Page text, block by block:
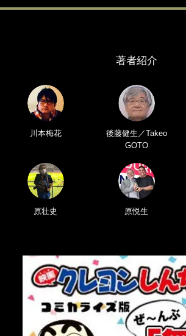
著者紹介
川本梅花
後藤健生／Takeo
GOTO
原壮史 原悦生